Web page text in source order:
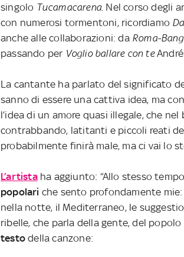
singolo Tucamacarena. Nel corso degli
con numerosi tormentoni, ricordiamo
anche alle collaborazioni: da Roma-
passando per Voglio ballare con te
La cantante ha parlato del significato
sanno di essere una cattiva idea, ma
l’idea di un amore quasi illegale, che
contrabbando, latitanti e piccoli reati
probabilmente finirà male, ma ci vai lo
L’artistaha aggiunto: “Allo stesso
popolari che sento profondamente
nella notte, il Mediterraneo, le
ribelle, che parla della gente, del
testo della canzone: